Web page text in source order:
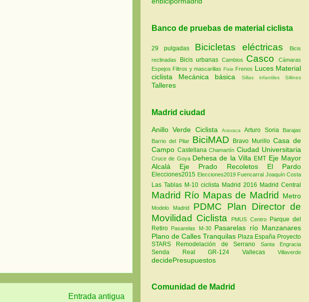
Entrada antigua
Banco de pruebas de material ciclista
29 pulgadas Bicicletas eléctricas
Bicis
reclinadas
Bicis urbanas Cambios Casco
Cámaras
Espejos Filtros y mascarillas Fixie Frenos Luces Material
ciclista
Mecánica básica Sillas infantiles Sillines
Talleres
Madrid ciudad
Anillo Verde Ciclista AravacaArturo Soria
Barajas
Barrio del Pilar BiciMAD Bravo MurilloCasa de
Campo Castellana Chamartín Ciudad Universitaria
Cruce de Goya Dehesa de la Villa EMT Eje Mayor
Alcalá Eje Prado Recoletos El Pardo
Elecciones2015 Elecciones2019 Fuencarral Joaquín Costa
Las Tablas M-10 ciclista Madrid 2016 Madrid Central
Madrid Río Mapas de Madrid Metro
Modelo Madrid PDMC Plan Director de
Movilidad Ciclista
PMUS Centro Parque del
Retiro Pasarelas M-30 Pasarelas río Manzanares
Plano de Calles Tranquilas Plaza España Proyecto
STARS Remodelación de Serrano Santa Engracia
Senda Real GR-124 Vallecas Villaverde
decidePresupuestos
Comunidad de Madrid